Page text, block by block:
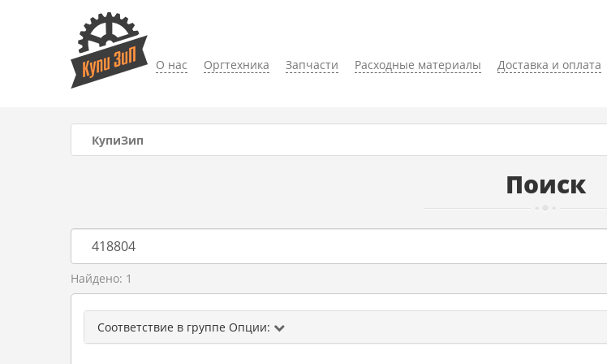
О нас Оргтехника Запчасти Расходные материалы Доставка и оплата
КупиЗип
Поиск
Найдено: 1
Соответствие в группе Опции: